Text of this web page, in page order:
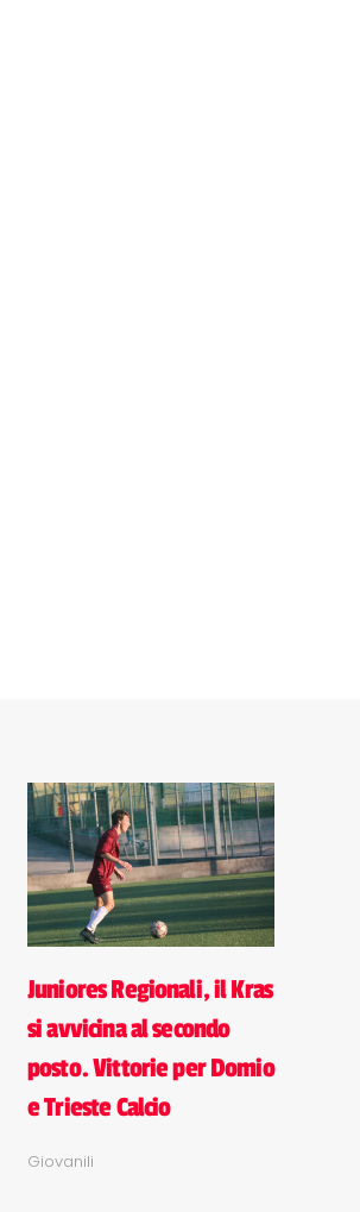
Juniores Regionali, il Kras
si avvicina al secondo
posto. Vittorie per Domio
e Trieste Calcio
Giovanili